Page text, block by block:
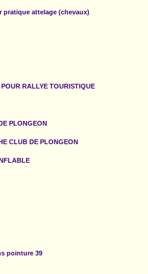
pratique attelage (chevaux)
RALLYE TOURISTIQUE
PLONGEON
CLUB DE PLONGEON
pointure 39